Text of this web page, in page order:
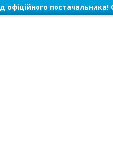
офіційного постачальника!